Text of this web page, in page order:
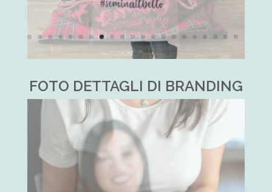
FOTO DETTAGLI DI BRANDING